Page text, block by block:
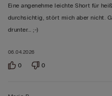
von
5
bewertet
06.04.2026
Eine angenehme leichte Short für
durchsichtig, stört mich aber nicht.
drunter... ;-)
0 0